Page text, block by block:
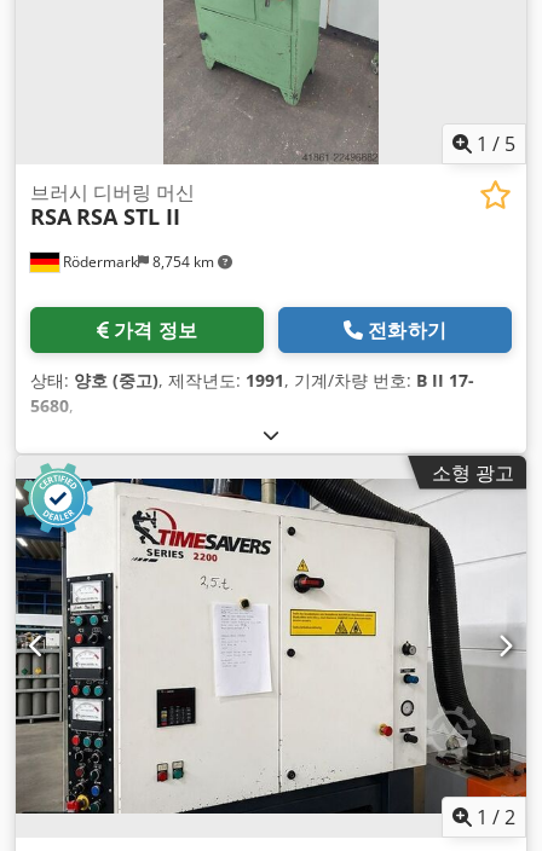
1 / 5
Rödermark 8,754 km
브러시 디버링 머신
RSA RSA STL II
가격 정보 전화하기
상태: 양호 (중고), 제작년도: 1991, 기계/차량 번호: B II 17-
5680,
소형 광고
1 /2